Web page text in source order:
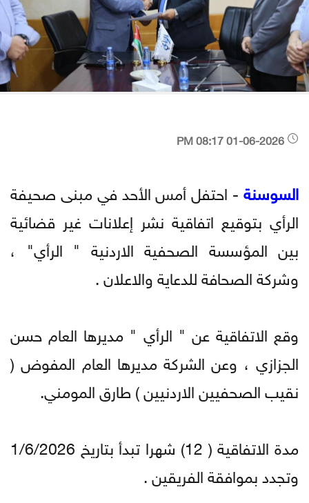
السوسنة- احتفل أمس الأحد في مبنى صحيفة
الرأي بتوقيع اتفاقية نشر إعلانات غير قضائية
بين المؤسسة الصحفية الاردنية " الرأي" ،
وشركة الصحافة للدعاية والاعلان .
وقع الاتفاقية عن " الرأي " مديرها العام حسن
الجزازي ، وعن الشركة مديرها العام المفوض (
نقيب الصحفيين الاردنيين ) طارق المومني.
مدة الاتفاقية ( 12) شهرا تبدأ بتاريخ 1/6/2026
وتجدد بموافقة الفريقين .